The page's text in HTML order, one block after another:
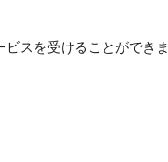
スを受けることができま